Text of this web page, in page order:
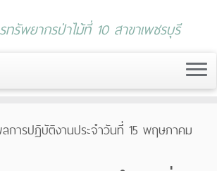
รัพยากรป่าไม้ที่ 10 สาขาเพชรบุรี
การปฏิบัติงานประจำวันที่ 15 พฤษภาคม